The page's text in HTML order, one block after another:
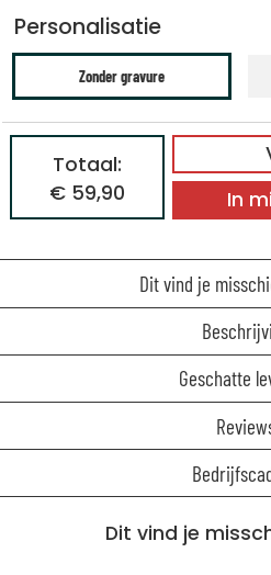
Personalisatie
Zonder gravure
Totaal:
€ 59,90
In
Dit vind je
Geschatte
Dit vind je